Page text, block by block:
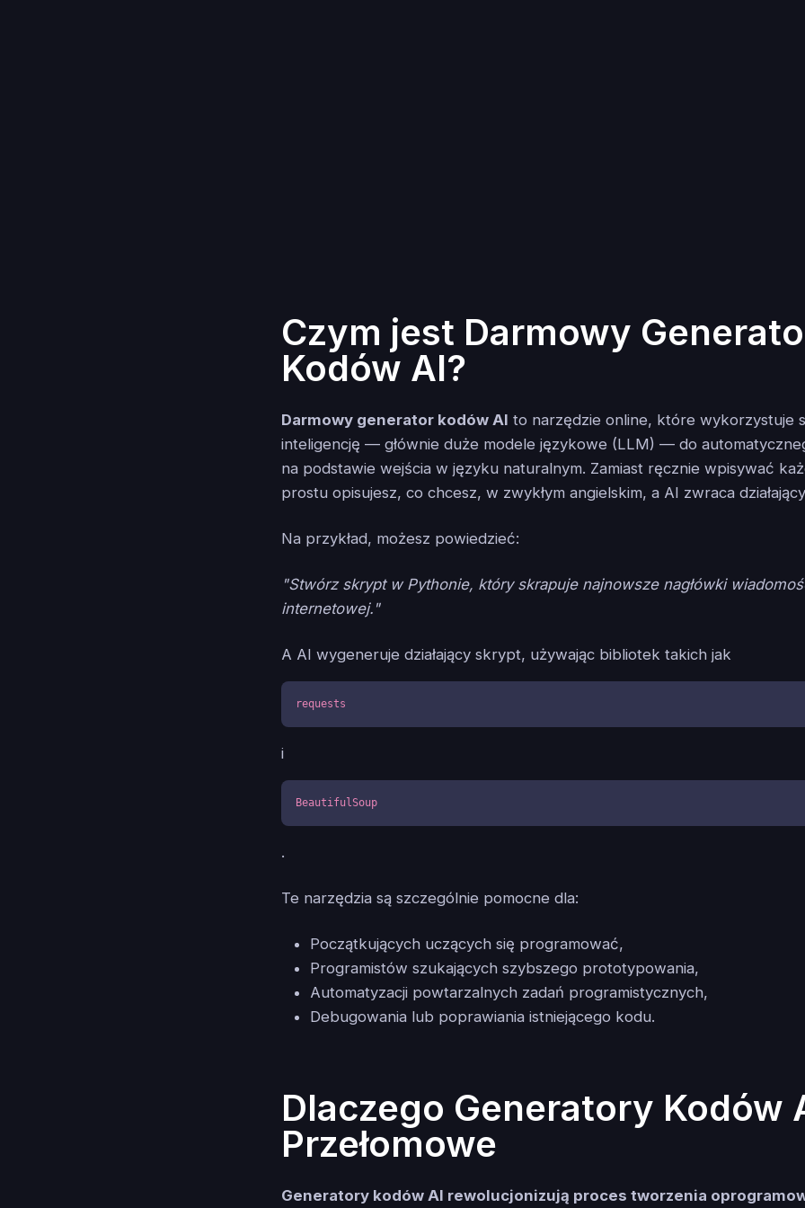
Czym jest Darmowy
Kodów AI?
Darmowy generator kodów AI to narzędzie online, które wykorzystuje
inteligencję — głównie duże modele językowe (LLM) — do
na podstawie wejścia w języku naturalnym. Zamiast ręcznie wpisywać
prostu opisujesz, co chcesz, w zwykłym angielskim, a AI zwraca
Na przykład, możesz powiedzieć:
"Stwórz skrypt w Pythonie, który skrapuje najnowsze nagłówki
internetowej."
A AI wygeneruje działający skrypt, używając bibliotek takich jak
requests
i
BeautifulSoup
.
Te narzędzia są szczególnie pomocne dla:
Początkujących uczących się programować,
Programistów szukających szybszego prototypowania,
Automatyzacji powtarzalnych zadań programistycznych,
Debugowania lub poprawiania istniejącego kodu.
Dlaczego Generatory Kodów
Przełomowe
Generatory kodów AI rewolucjonizują proces tworzenia